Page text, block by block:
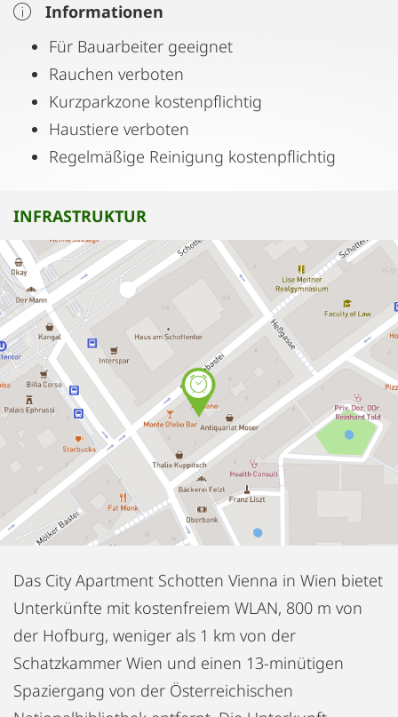
Informationen
Für Bauarbeiter geeignet
Rauchen verboten
Kurzparkzone kostenpflichtig
Haustiere verboten
Regelmäßige Reinigung kostenpflichtig
INFRASTRUKTUR
Das City Apartment Schotten Vienna in Wien bietet
Unterkünfte mit kostenfreiem WLAN, 800 m von
der Hofburg, weniger als 1 km von der
Schatzkammer Wien und einen 13-minütigen
Spaziergang von der Österreichischen